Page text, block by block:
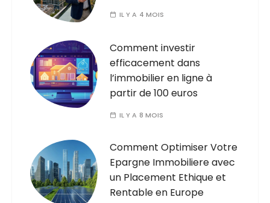
IL Y A 4 MOIS
Comment investir
efficacement dans
l’immobilier en ligne à
partir de 100 euros
IL Y A 8 MOIS
Comment Optimiser Votre
Epargne Immobiliere avec
un Placement Ethique et
Rentable en Europe